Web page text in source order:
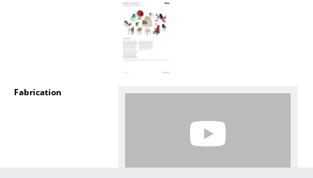
Lampadaires et Liseuses
Luminaires d’extérieur
Fabrication